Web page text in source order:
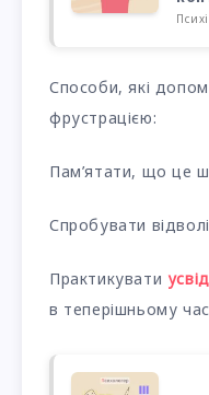
Способи, які
фрустрацією:
Пам’ятати, що це
Спробувати
Практикувати
в теперішньому